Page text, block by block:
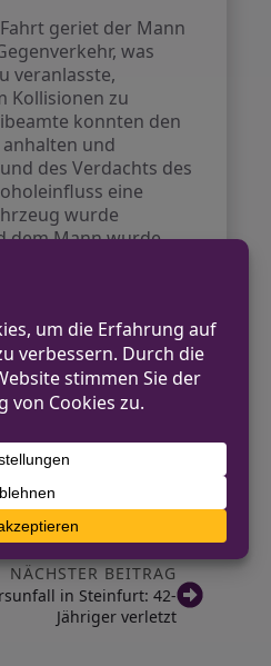
geriet der Mann
was
veranlasste,
Kollisionen zu
konnten den
und
des Verdachts des
eine
wurde
dem Mann wurde
Führen eines
da er keinen
und
die durch die
behindert
erneut in Bielefeld
NÄCHSTER BEITRAG
in Steinfurt: 42-
Jähriger verletzt